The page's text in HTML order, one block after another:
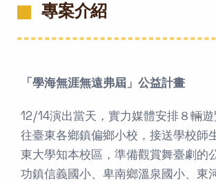
專案介紹
「學海無涯無遠弗屆」公益計畫
12/14演出當天，實力媒體安排８輛
往臺東各鄉鎮偏鄉小校，接送學校師
東大學知本校區，準備觀賞舞臺劇的
功鎮信義國小、卑南鄉溫泉國小、東